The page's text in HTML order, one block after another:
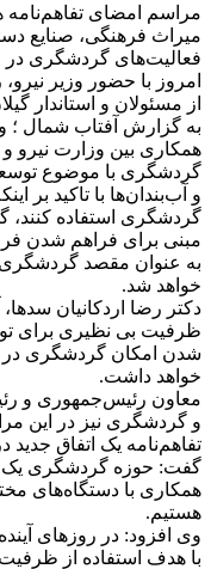
مراسم امضای تفاهم‌نامه
میراث فرهنگی، صنایع
فعالیت‌های گردشگری در
امروز با حضور وزیر
از مسئولان و استاندار
به گزارش آفتاب شمال ؛
همکاری بین وزارت نیرو
گردشگری با موضوع
و آب‌بندان‌ها با تاکید بر
گردشگری استفاده
مبنی برای فراهم شدن
به عنوان مقصد
خواهد شد.
دکتر رضا اردکانیان
ظرفیت بی نظیری برای
شدن امکان گردشگری در
خواهد داشت.
معاون رئیس‌جمهوری و
و گردشگری نیز در این
تفاهم‌نامه یک اتفاق
گفت: حوزه گردشگری یک
همکاری با دستگاه‌های
هستیم.
وی افزود: در روزهای
با هدف استفاده از